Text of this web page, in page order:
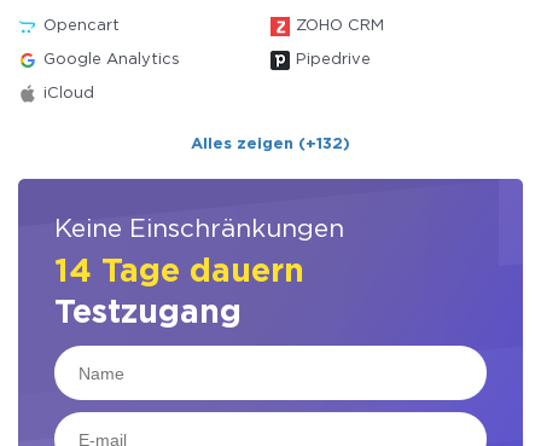
Opencart ZOHO CRM
Google Analytics Pipedrive
iCloud
Alles zeigen (+132)
Keine Einschränkungen
14 Tage dauern
Testzugang